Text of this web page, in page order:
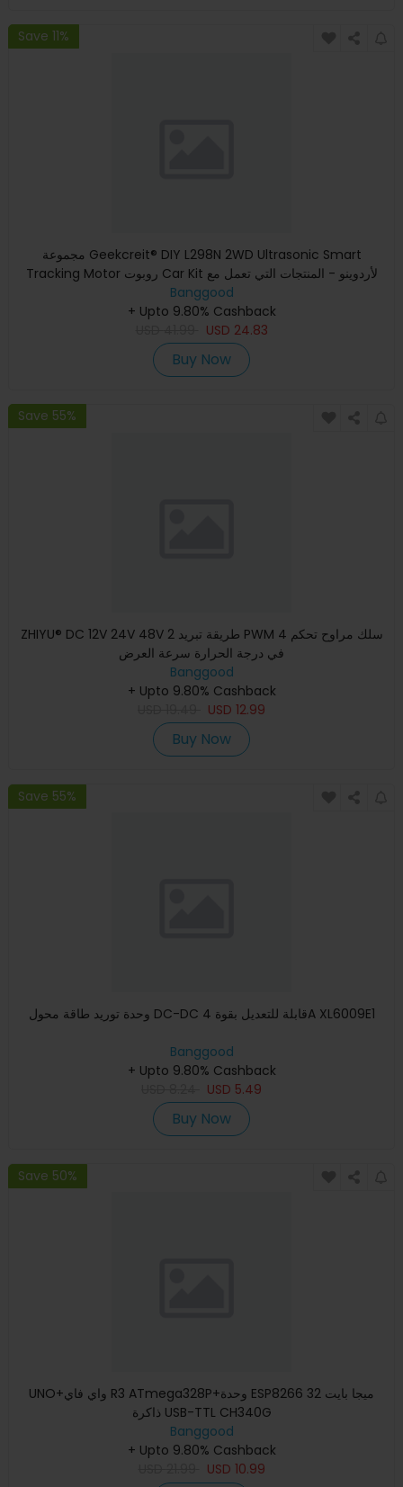
Save 11%
مجموعة Geekcreit® DIY L298N 2WD Ultrasonic Smart
Tracking Motor روبوت Car Kit لأردوينو - المنتجات التي تعمل مع
لوحات أرد
Banggood
+ Upto 9.80% Cashback
USD 24.83
Buy Now
Save 55%
ZHIYU® DC 12V 24V 48V 2 طريقة تبريد PWM 4 سلك مراوح تحكم
في درجة الحرارة سرعة العرض
Banggood
+ Upto 9.80% Cashback
USD 12.99
Buy Now
Save 55%
وحدة توريد طاقة محول DC-DC قابلة للتعديل بقوة 4A XL6009E1
Banggood
+ Upto 9.80% Cashback
USD 5.49
Buy Now
Save 50%
UNO+واي فاي R3 ATmega328P+وحدة ESP8266 32 ميجا بايت
ذاكرة USB-TTL CH340G
Banggood
+ Upto 9.80% Cashback
USD 10.99